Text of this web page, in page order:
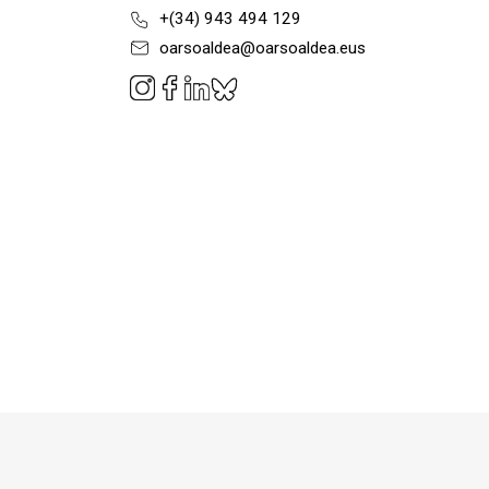
+(34) 943 494 129
oarsoaldea@oarsoaldea.eus